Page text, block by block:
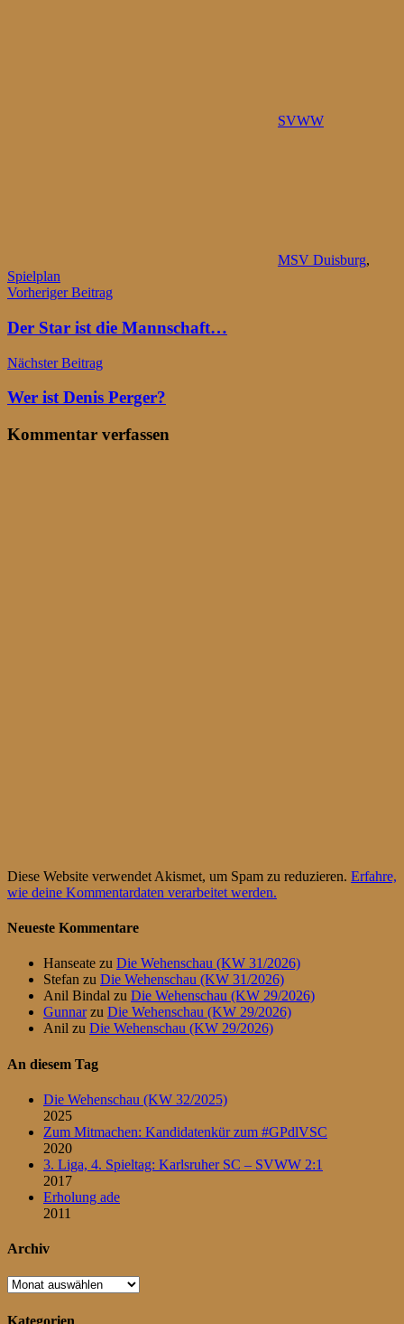
SVWW
MSV Duisburg,
Spielplan
Beitragsnavigation
Vorheriger Beitrag
Der Star ist die Mannschaft…
Nächster Beitrag
Wer ist Denis Perger?
Kommentar verfassen
Diese Website verwendet Akismet, um Spam zu reduzieren. Erfahre,
wie deine Kommentardaten verarbeitet werden.
Neueste Kommentare
Hanseate zu Die Wehenschau (KW 31/2026)
Stefan zu Die Wehenschau (KW 31/2026)
Anil Bindal zu Die Wehenschau (KW 29/2026)
Gunnarzu Die Wehenschau (KW 29/2026)
Anil zu Die Wehenschau (KW 29/2026)
An diesem Tag
Die Wehenschau (KW 32/2025)
2025
Zum Mitmachen: Kandidatenkür zum #GPdlVSC
2020
3. Liga, 4. Spieltag: Karlsruher SC – SVWW 2:1
2017
Erholung ade
2011
Archiv
Archiv
Kategorien